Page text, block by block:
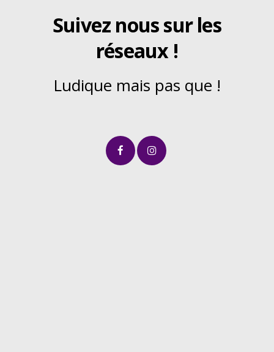
Suivez nous sur les
réseaux !
Ludique mais pas que !